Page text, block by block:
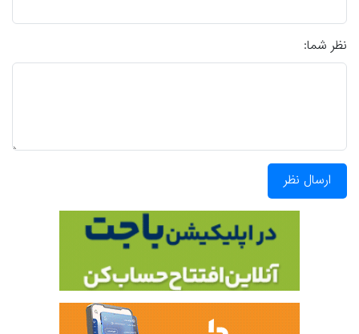
نظر شما:
ارسال نظر